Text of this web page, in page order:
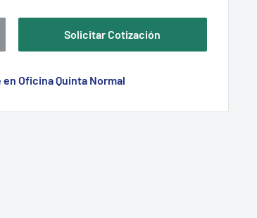
Solicitar Cotización
Oficina Quinta Normal